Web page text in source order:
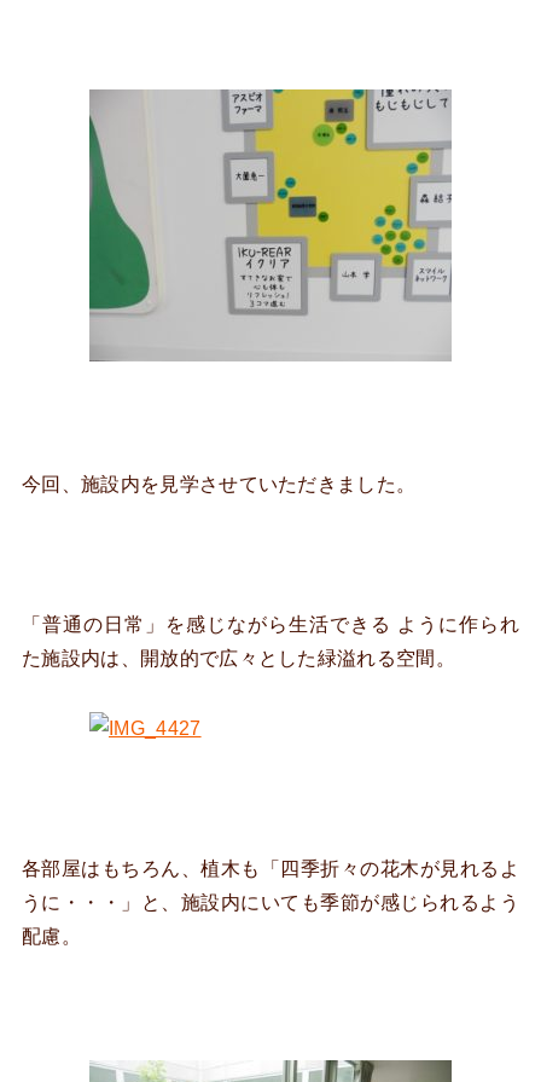
今回、施設内を見学させていただきました。
「普通の日常」を感じながら生活できる ように作られ
た施設内は、開放的で広々とした緑溢れる空間。
各部屋はもちろん、植木も「四季折々の花木が見れるよ
うに・・・」と、施設内にいても季節が感じられるよう
配慮。